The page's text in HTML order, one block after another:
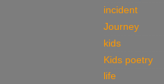
incident
Journey
kids
Kids poetry
life